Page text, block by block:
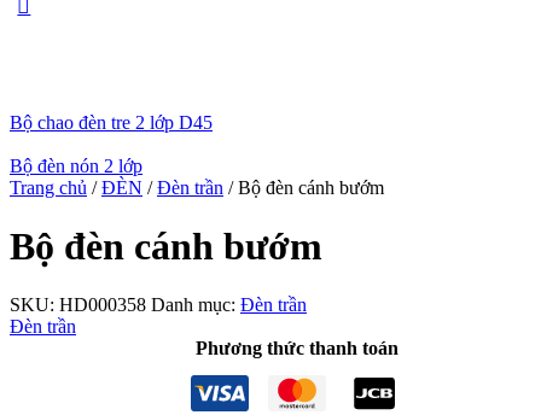
Bộ chao đèn tre 2 lớp D45
Bộ đèn nón 2 lớp
Trang chủ /ĐÈN /Đèn trần / Bộ đèn cánh bướm
Bộ đèn cánh bướm
SKU: HD000358 Danh mục: Đèn trần
Đèn trần
Phương thức thanh toán